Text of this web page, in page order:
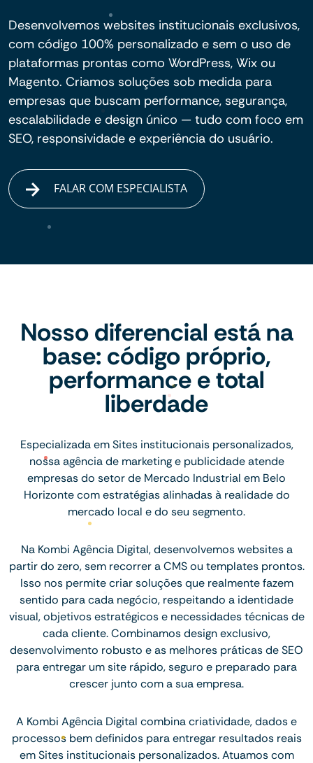
Desenvolvemos websites institucionais exclusivos,
com código 100% personalizado e sem o uso de
plataformas prontas como WordPress, Wix ou
Magento. Criamos soluções sob medida para
empresas que buscam performance, segurança,
escalabilidade e design único — tudo com foco em
SEO, responsividade e experiência do usuário.
FALAR COM ESPECIALISTA
Nosso diferencial está na
base: código próprio,
performance e total
liberdade
Especializada em Sites institucionais personalizados,
nossa agência de marketing e publicidade atende
empresas do setor de Mercado Industrial em Belo
Horizonte com estratégias alinhadas à realidade do
mercado local e do seu segmento.
Na Kombi Agência Digital, desenvolvemos websites a
partir do zero, sem recorrer a CMS ou templates prontos.
Isso nos permite criar soluções que realmente fazem
sentido para cada negócio, respeitando a identidade
visual, objetivos estratégicos e necessidades técnicas de
cada cliente. Combinamos design exclusivo,
desenvolvimento robusto e as melhores práticas de SEO
para entregar um site rápido, seguro e preparado para
crescer junto com a sua empresa.
A Kombi Agência Digital combina criatividade, dados e
processos bem definidos para entregar resultados reais
em Sites institucionais personalizados. Atuamos com